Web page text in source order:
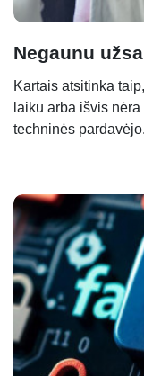
Negaunu
Kartais atsitinka
laiku arba išvis
techninės